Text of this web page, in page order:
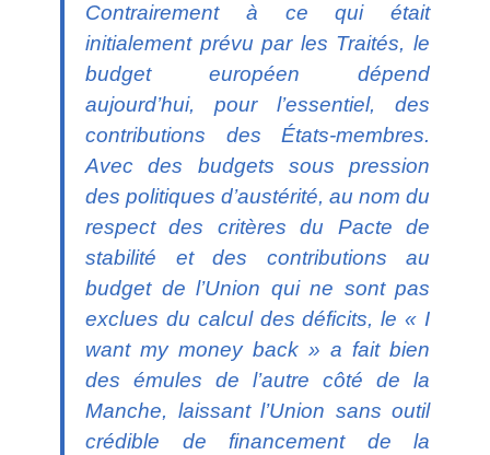
Contrairement à ce qui était
initialement prévu par les Traités, le
budget européen dépend
aujourd’hui, pour l’essentiel, des
contributions des États-membres.
Avec des budgets sous pression
des politiques d’austérité, au nom du
respect des critères du Pacte de
stabilité et des contributions au
budget de l’Union qui ne sont pas
exclues du calcul des déficits, le « I
want my money back » a fait bien
des émules de l’autre côté de la
Manche, laissant l’Union sans outil
crédible de financement de la